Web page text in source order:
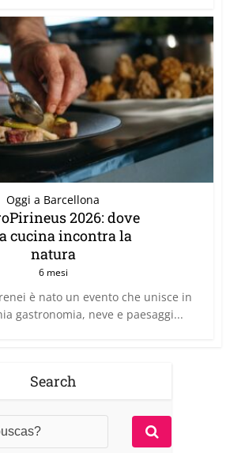
Oggi a Barcellona
2026: dove
cucina incontra la
natura
6 mesi
è nato un evento che unisce in
gastronomia, neve e paesaggi...
Search